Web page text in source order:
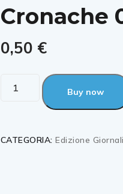
Cronache
0,50 €
Buy now
CATEGORIA:Edizione